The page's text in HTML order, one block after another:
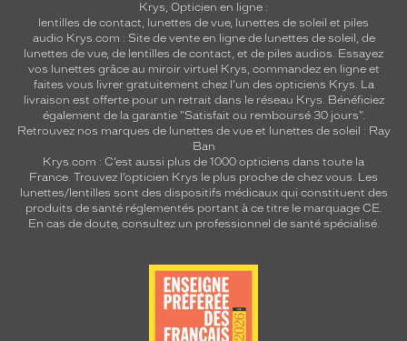
Krys, Opticien en ligne :
lentilles de contact, lunettes de vue, lunettes de soleil et piles
audio Krys.com : Site de vente en ligne de lunettes de soleil, de
lunettes de vue, de lentilles de contact, et de piles audios. Essayez
vos lunettes grâce au miroir virtuel Krys, commandez en ligne et
faites vous livrer gratuitement chez l'un des opticiens Krys. La
livraison est offerte pour un retrait dans le réseau Krys. Bénéficiez
également de la garantie "Satisfait ou remboursé 30 jours".
Retrouvez nos marques de lunettes de vue et lunettes de soleil : Ray
Ban
Krys.com : C’est aussi plus de 1000 opticiens dans toute la
France. Trouvez l’opticien Krys le plus proche de chez vous. Les
lunettes/lentilles sont des dispositifs médicaux qui constituent des
produits de santé réglementés portant à ce titre le marquage CE.
En cas de doute, consultez un professionnel de santé spécialisé.